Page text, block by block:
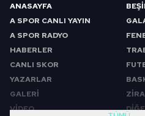
ANASAYFA
A SPOR CANLI YAYIN
A SPOR RADYO
HABERLER
CANLI SKOR
YAZARLAR
GALERİ
VİDEO